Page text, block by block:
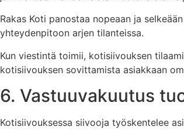
Rakas Koti panostaa nopeaan ja
yhteydenpitoon arjen tilanteissa.
Kun viestintä toimii, kotisiivouksen
kotisiivouksen sovittamista asiakkaan
6. Vastuuvakuutus
Kotisiivouksessa siivooja työskentelee